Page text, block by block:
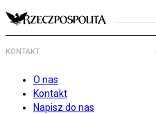
KONTAKT
O nas
Kontakt
Napisz do nas